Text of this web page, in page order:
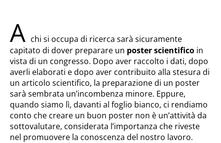
A chi si occupa di ricerca sarà sicuramente
capitato di dover preparare un poster scientifico in
vista di un congresso. Dopo aver raccolto i dati, dopo
averli elaborati e dopo aver contribuito alla stesura di
un articolo scientifico, la preparazione di un poster
sarà sembrata un’incombenza minore. Eppure,
quando siamo lì, davanti al foglio bianco, ci rendiamo
conto che creare un buon poster non è un’attività da
sottovalutare, considerata l’importanza che riveste
nel promuovere la conoscenza del nostro lavoro.